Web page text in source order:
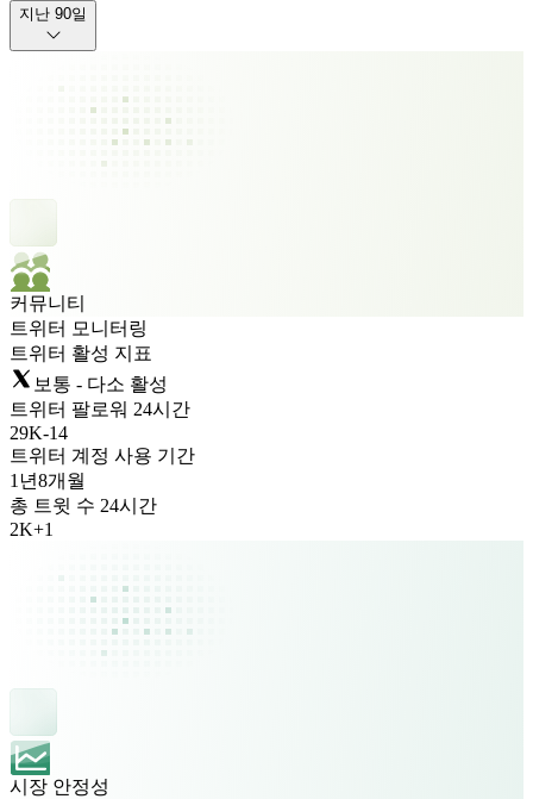
지난 90일
커뮤니티
트위터 모니터링
트위터 활성 지표
보통 - 다소 활성
트위터 팔로워 24시간
29K-14
트위터 계정 사용 기간
1년8개월
총 트윗 수 24시간
2K+1
시장 안정성